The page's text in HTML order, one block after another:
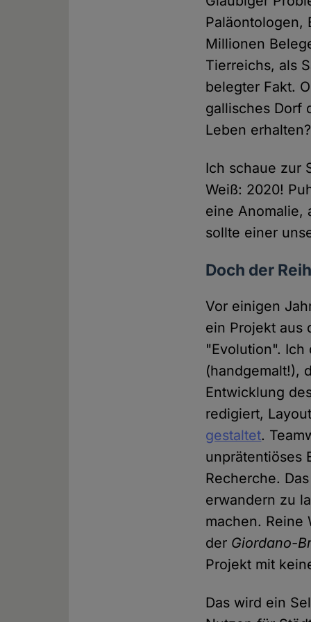
Paläontologen,
Millionen
Tierreichs, als
belegter Fakt.
gallisches Dorf
Leben
Ich schaue zur
Weiß: 2020!
eine Anomalie,
sollte einer
Doch der
Vor einigen
ein Projekt aus
"Evolution".
(handgemalt!),
Entwicklung
redigiert,
gestaltet.
unprätentiöses
Recherche.
erwandern zu
machen. Reine
der Giordano-
Projekt mit
Das wird ein